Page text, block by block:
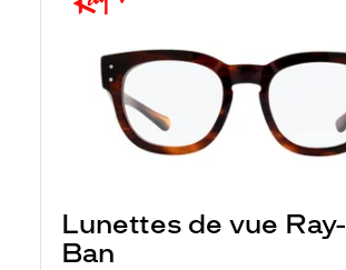
Lunettes de vue Ray-
Ban